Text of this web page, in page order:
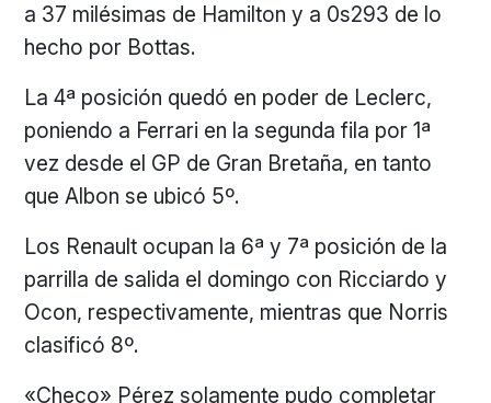
a 37 milésimas de Hamilton y a 0s293 de lo
hecho por Bottas.
La 4ª posición quedó en poder de Leclerc,
poniendo a Ferrari en la segunda fila por 1ª
vez desde el GP de Gran Bretaña, en tanto
que Albon se ubicó 5º.
Los Renault ocupan la 6ª y 7ª posición de la
parrilla de salida el domingo con Ricciardo y
Ocon, respectivamente, mientras que Norris
clasificó 8º.
«Checo» Pérez solamente pudo completar